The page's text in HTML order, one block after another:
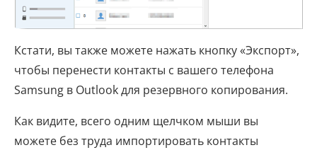
Кстати, вы также можете нажать кнопку «Экспорт»,
чтобы перенести контакты с вашего телефона
Samsung в Outlook для резервного копирования.
Как видите, всего одним щелчком мыши вы
можете без труда импортировать контакты